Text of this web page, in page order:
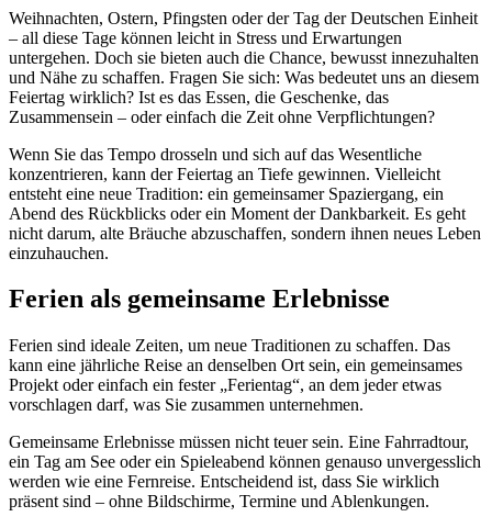
Weihnachten, Ostern, Pfingsten oder der Tag der Deutschen Einheit
– all diese Tage können leicht in Stress und Erwartungen
untergehen. Doch sie bieten auch die Chance, bewusst innezuhalten
und Nähe zu schaffen. Fragen Sie sich: Was bedeutet uns an diesem
Feiertag wirklich? Ist es das Essen, die Geschenke, das
Zusammensein – oder einfach die Zeit ohne Verpflichtungen?
Wenn Sie das Tempo drosseln und sich auf das Wesentliche
konzentrieren, kann der Feiertag an Tiefe gewinnen. Vielleicht
entsteht eine neue Tradition: ein gemeinsamer Spaziergang, ein
Abend des Rückblicks oder ein Moment der Dankbarkeit. Es geht
nicht darum, alte Bräuche abzuschaffen, sondern ihnen neues Leben
einzuhauchen.
Ferien als gemeinsame Erlebnisse
Ferien sind ideale Zeiten, um neue Traditionen zu schaffen. Das
kann eine jährliche Reise an denselben Ort sein, ein gemeinsames
Projekt oder einfach ein fester „Ferientag“, an dem jeder etwas
vorschlagen darf, was Sie zusammen unternehmen.
Gemeinsame Erlebnisse müssen nicht teuer sein. Eine Fahrradtour,
ein Tag am See oder ein Spieleabend können genauso unvergesslich
werden wie eine Fernreise. Entscheidend ist, dass Sie wirklich
präsent sind – ohne Bildschirme, Termine und Ablenkungen.